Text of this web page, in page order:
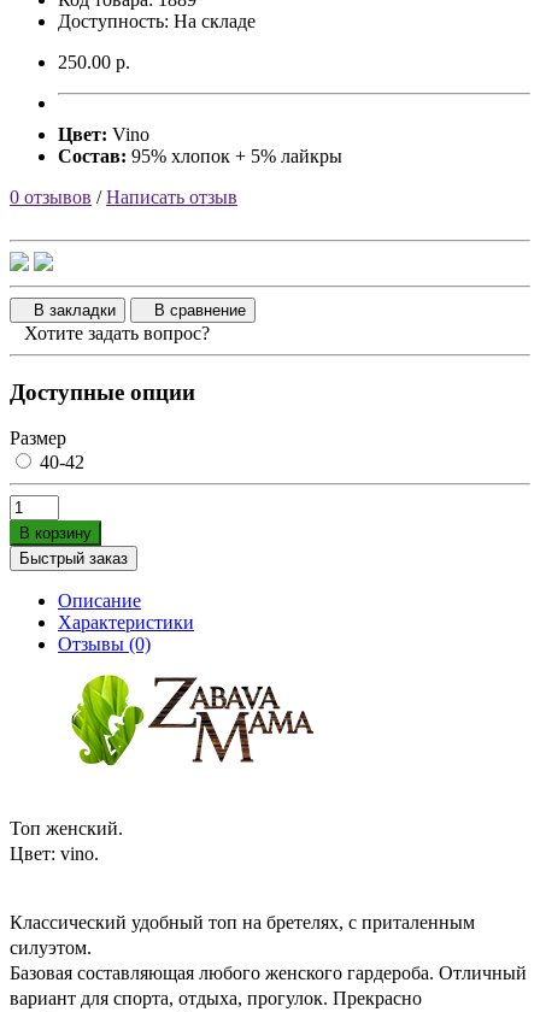
Доступность: На складе
250.00 р.
Цвет: Vino
Состав: 95% хлопок + 5% лайкры
0 отзывов /Написать отзыв
В закладки В сравнение
Хотите задать вопрос?
Доступные опции
Размер
40-42
В корзину
Быстрый заказ
Описание
Характеристики
Отзывы (0)
Топ женский.
Цвет: vino.
Классический удобный топ на бретелях, с приталенным
силуэтом.
Базовая составляющая любого женского гардероба. Отличный
вариант для спорта, отдыха, прогулок. Прекрасно